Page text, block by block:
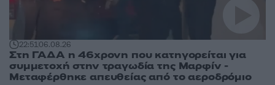
22:5106.08.26
Στη ΓΑΔΑ η 46χρονη που κατηγορείται για
συμμετοχή στην τραγωδία της Μαρφίν -
Μεταφέρθηκε απευθείας από το αεροδρόμιο